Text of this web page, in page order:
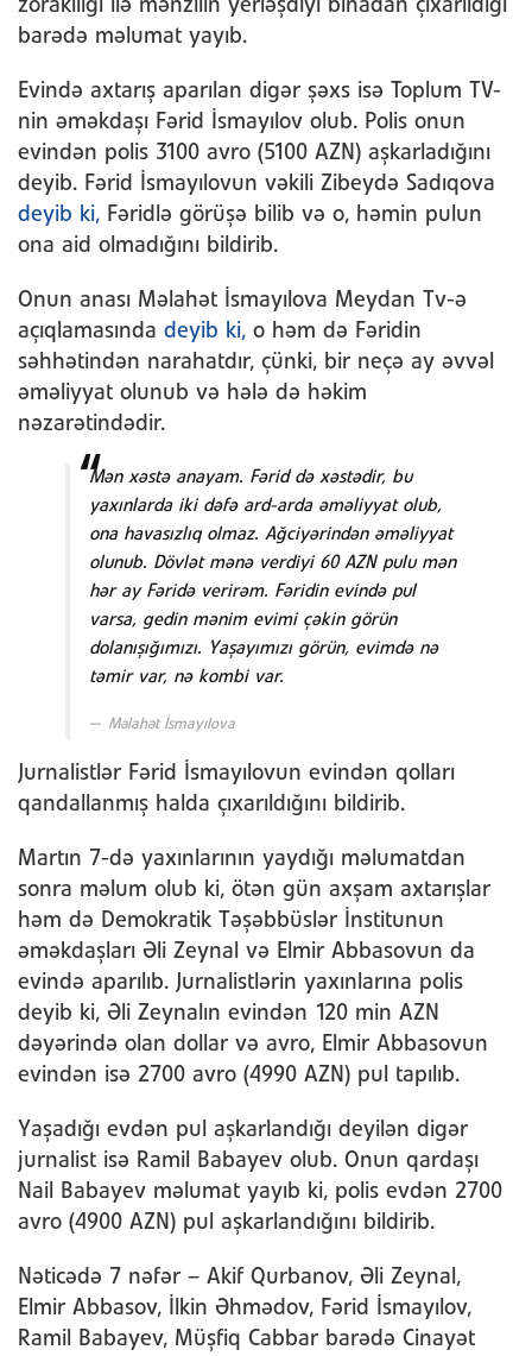
zorakılığı ilə mənzilin yerləşdiyi binadan çıxarıldığı
barədə məlumat yayıb.
Evində axtarış aparılan digər şəxs isə Toplum TV-
nin əməkdaşı Fərid İsmayılov olub. Polis onun
evindən polis 3100 avro (5100 AZN) aşkarladığını
deyib. Fərid İsmayılovun vəkili Zibeydə Sadıqova
deyib ki, Fəridlə görüşə bilib və o, həmin pulun
ona aid olmadığını bildirib.
Onun anası Məlahət İsmayılova Meydan Tv-ə
açıqlamasında deyib ki, o həm də Fəridin
səhhətindən narahatdır, çünki, bir neçə ay əvvəl
əməliyyat olunub və hələ də həkim
nəzarətindədir.
Mən xəstə anayam. Fərid də xəstədir, bu
yaxınlarda iki dəfə ard-arda əməliyyat olub,
ona havasızlıq olmaz. Ağciyərindən əməliyyat
olunub. Dövlət mənə verdiyi 60 AZN pulu mən
hər ay Fəridə verirəm. Fəridin evində pul
varsa, gedin mənim evimi çəkin görün
dolanışığımızı. Yaşayımızı görün, evimdə nə
təmir var, nə kombi var.
Məlahət İsmayılova
Jurnalistlər Fərid İsmayılovun evindən qolları
qandallanmış halda çıxarıldığını bildirib.
Martın 7-də yaxınlarının yaydığı məlumatdan
sonra məlum olub ki, ötən gün axşam axtarışlar
həm də Demokratik Təşəbbüslər İnstitunun
əməkdaşları Əli Zeynal və Elmir Abbasovun da
evində aparılıb. Jurnalistlərin yaxınlarına polis
deyib ki, Əli Zeynalın evindən 120 min AZN
dəyərində olan dollar və avro, Elmir Abbasovun
evindən isə 2700 avro (4990 AZN) pul tapılıb.
Yaşadığı evdən pul aşkarlandığı deyilən digər
jurnalist isə Ramil Babayev olub. Onun qardaşı
Nail Babayev məlumat yayıb ki, polis evdən 2700
avro (4900 AZN) pul aşkarlandığını bildirib.
Nəticədə 7 nəfər – Akif Qurbanov, Əli Zeynal,
Elmir Abbasov, İlkin Əhmədov, Fərid İsmayılov,
Ramil Babayev, Müşfiq Cabbar barədə Cinayət